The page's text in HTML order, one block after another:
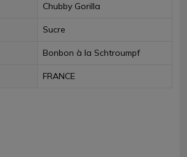
Chubby Gorilla
Sucre
Bonbon à la Schtroumpf
FRANCE